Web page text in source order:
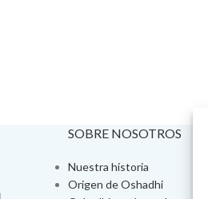
SOBRE NOSOTROS
Nuestra historia
Origen de Oshadhi